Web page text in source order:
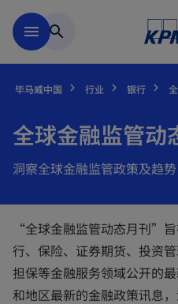
menu search
毕马威中国 行业 银行
全球金融监管动
洞察全球金融监管政策及趋势
“全球金融监管动态月刊”
行、保险、证券期货、投资
担保等金融服务领域公开的
和地区最新的金融政策讯息